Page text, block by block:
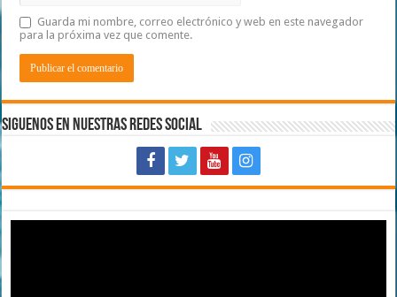
Guarda mi nombre, correo electrónico y web en este navegador
para la próxima vez que comente.
Siguenos en Nuestras Redes Social